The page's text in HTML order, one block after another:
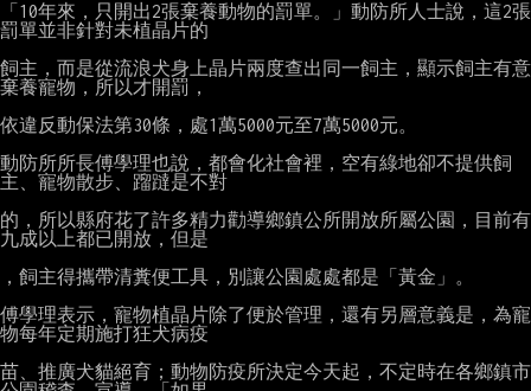
「10年來，只開出2張棄養動物的罰單。」動防所人士說，這2張
罰單並非針對未植晶片的
飼主，而是從流浪犬身上晶片兩度查出同一飼主，顯示飼主有意
棄養寵物，所以才開罰，
依違反動保法第30條，處1萬5000元至7萬5000元。
動防所所長傅學理也說，都會化社會裡，空有綠地卻不提供飼
主、寵物散步、蹓躂是不對
的，所以縣府花了許多精力勸導鄉鎮公所開放所屬公園，目前有
九成以上都已開放，但是
，飼主得攜帶清糞便工具，別讓公園處處都是「黃金」。
傅學理表示，寵物植晶片除了便於管理，還有另層意義是，為寵
物每年定期施打狂犬病疫
苗、推廣犬貓絕育；動物防疫所決定今天起，不定時在各鄉鎮市